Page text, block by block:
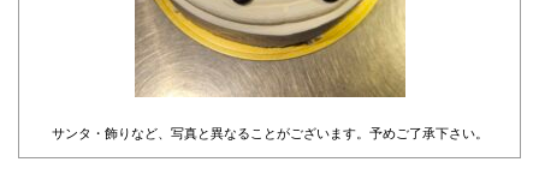
サンタ・飾りなど、写真と異なることがございます。予めご了承下さい。